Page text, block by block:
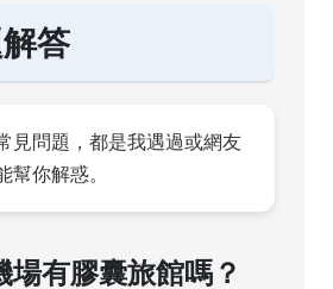
答
見問題，都是我遇過或網友
幫你解惑。
場有膠囊旅館嗎？